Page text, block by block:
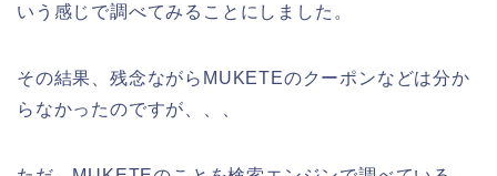
いう感じで調べてみることにしました。
その結果、残念ながらMUKETEのクーポンなどは分か
らなかったのですが、、、